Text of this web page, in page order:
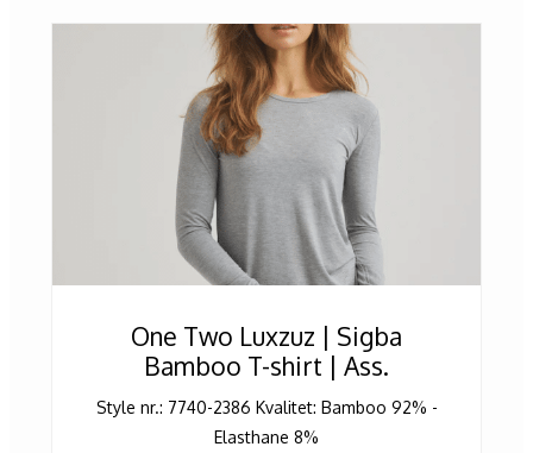
One Two Luxzuz | Sigba
Bamboo T-shirt | Ass.
Style nr.: 7740-2386 Kvalitet: Bamboo 92% -
Elasthane 8%